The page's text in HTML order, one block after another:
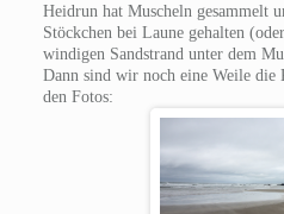
Heidrun hat Muscheln gesammelt
Stöckchen bei Laune gehalten
windigen Sandstrand unter dem
Dann sind wir noch eine Weile die
den Fotos: